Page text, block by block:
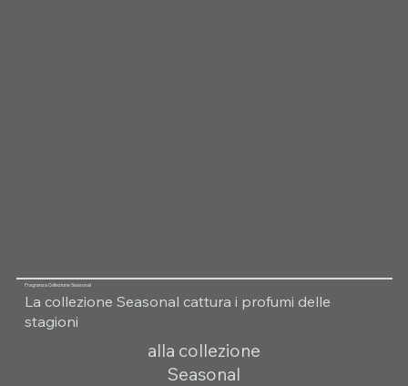
Fragranza Collezione Seasonal
La collezione Seasonal cattura i profumi delle
stagioni
alla collezione
Seasonal